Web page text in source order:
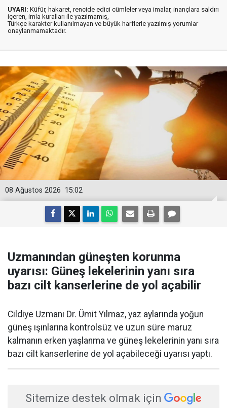
UYARI: Küfür, hakaret, rencide edici cümleler veya imalar, inançlara saldırı
içeren, imla kuralları ile yazılmamış,
Türkçe karakter kullanılmayan ve büyük harflerle yazılmış yorumlar
onaylanmamaktadır.
15:02
08 Ağustos 2026
Uzmanından güneşten korunma
uyarısı: Güneş lekelerinin yanı sıra
bazı cilt kanserlerine de yol açabilir
Cildiye Uzmanı Dr. Ümit Yılmaz, yaz aylarında yoğun
güneş ışınlarına kontrolsüz ve uzun süre maruz
kalmanın erken yaşlanma ve güneş lekelerinin yanı sıra
bazı cilt kanserlerine de yol açabileceği uyarısı yaptı.
Sitemize destek olmak için